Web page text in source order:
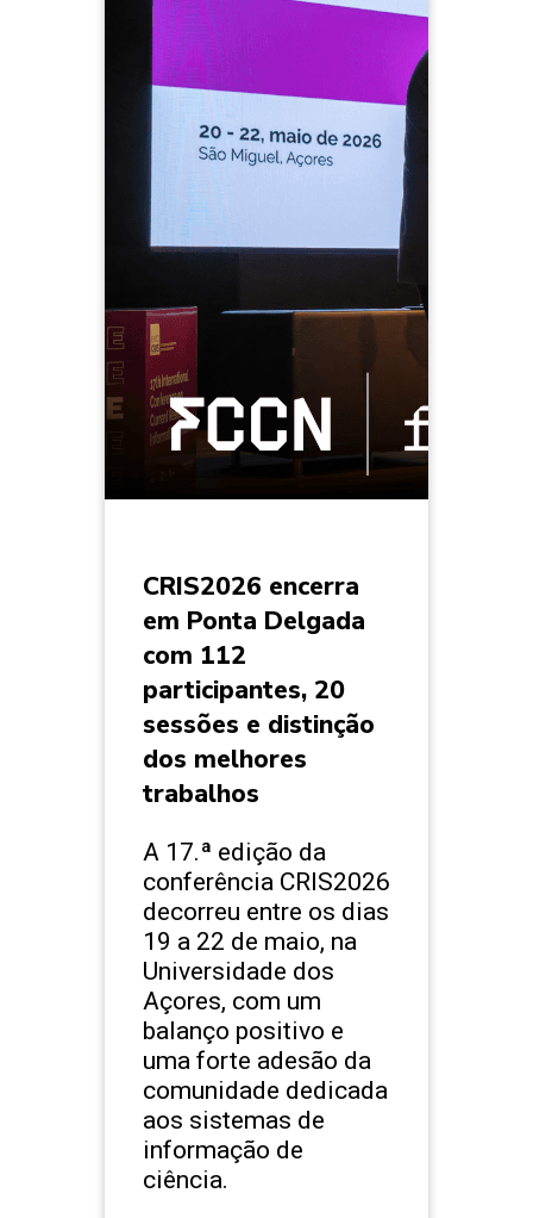
CRIS2026 encerra
em Ponta Delgada
com 112
participantes, 20
sessões e distinção
dos melhores
trabalhos
A 17.ª edição da
conferência CRIS2026
decorreu entre os dias
19 a 22 de maio, na
Universidade dos
Açores, com um
balanço positivo e
uma forte adesão da
comunidade dedicada
aos sistemas de
informação de
ciência.